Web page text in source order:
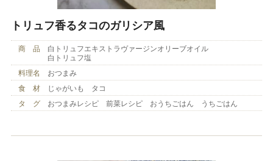
トリュフ香るタコのガリシア風
商 品
白トリュフエキストラヴァージンオリーブオイル
白トリュフ塩
料理名
おつまみ
食 材
じゃがいも タコ
タ グ
おつまみレシピ 前菜レシピ おうちごはん うちごはん